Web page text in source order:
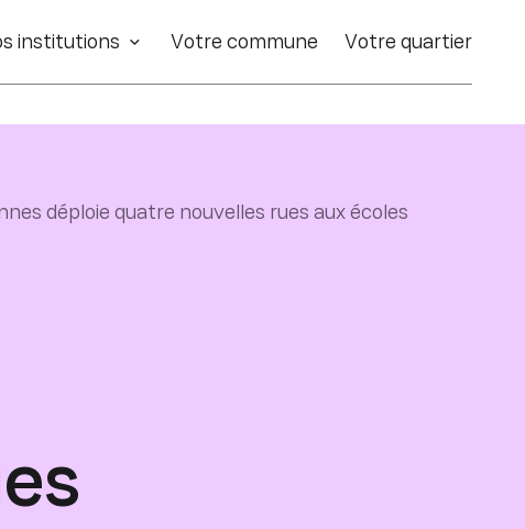
institutions Votre commune Votre quartier
déploie quatre nouvelles rues aux écoles